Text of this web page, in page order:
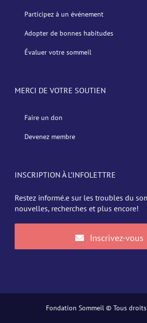
Participez à un événement
Adopter de bonnes habitudes
Évaluer votre sommeil
MERCI DE VOTRE SOUTIEN
Faire un don
Devenez membre
INSCRIPTION À L’INFOLETTRE
Restez informé.e sur les troubles du
nouvelles, recherches et plus encore!
Inscrivez-vous
Fondation Sommeil © Tous